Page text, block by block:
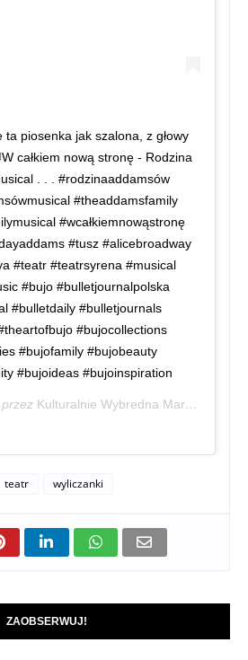
ta piosenka jak szalona, z głowy
całkiem nową stronę - Rodzina
. . . #rodzinaaddamsów
#theaddamsfamily
#wcałkiemnowąstronę
#tusz #alicebroadway
#teatr #teatrsyrena #musical
#bujo #bulletjournalpolska
#bulletdaily #bulletjournals
#bujocollections
#bujofamily #bujobeauty
#bujoideas #bujoinspiration
Kulturalnie Wybredna Maruda
teatr wyliczanki
ZAOBSERWUJ!